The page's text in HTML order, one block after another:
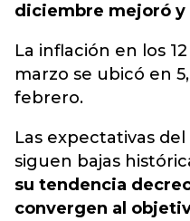
diciembre mejoró y
La inflación en los
marzo se ubicó en
febrero.
Las expectativas
siguen bajas
su tendencia
convergen al